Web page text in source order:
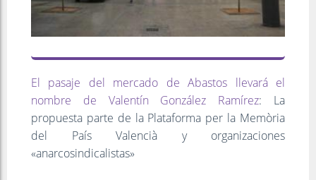
El pasaje del mercado de Abastos llevará el
nombre de Valentín González Ramírez: La
propuesta parte de la Plataforma per la Memòria
del País Valencià y organizaciones
«anarcosindicalistas»